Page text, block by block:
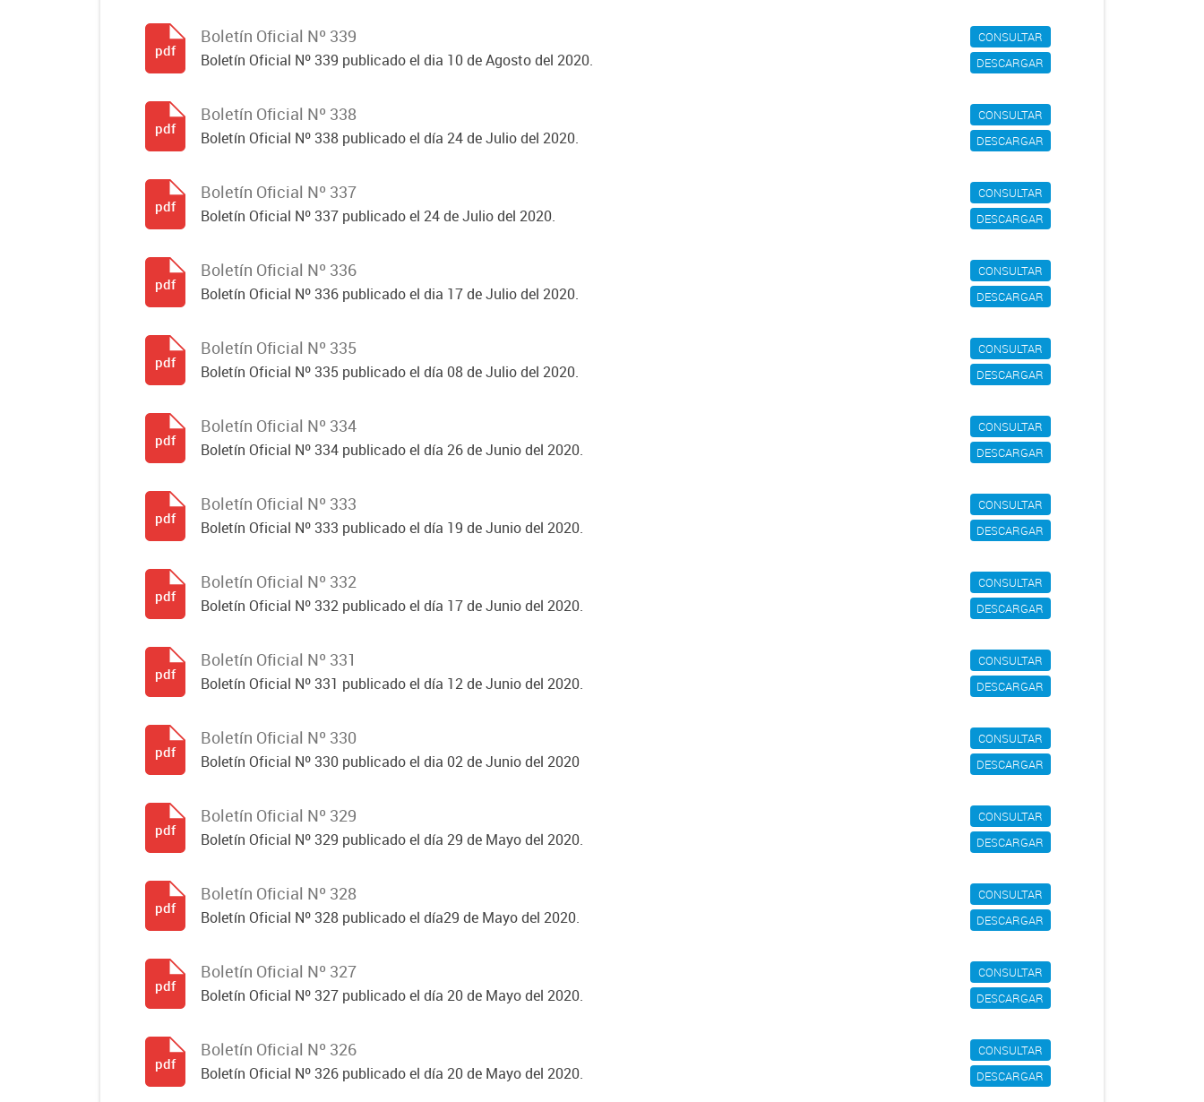
CONSULTAR
DESCARGAR
Boletín Oficial Nº 339
Boletín Oficial Nº 339 publicado el dia 10 de Agosto del 2020.
pdf
CONSULTAR
DESCARGAR
Boletín Oficial Nº 338
Boletín Oficial Nº 338 publicado el día 24 de Julio del 2020.
pdf
CONSULTAR
DESCARGAR
Boletín Oficial Nº 337
Boletín Oficial Nº 337 publicado el 24 de Julio del 2020.
pdf
CONSULTAR
DESCARGAR
Boletín Oficial Nº 336
Boletín Oficial Nº 336 publicado el dia 17 de Julio del 2020.
pdf
CONSULTAR
DESCARGAR
Boletín Oficial Nº 335
Boletín Oficial Nº 335 publicado el día 08 de Julio del 2020.
pdf
CONSULTAR
DESCARGAR
Boletín Oficial Nº 334
Boletín Oficial Nº 334 publicado el día 26 de Junio del 2020.
pdf
CONSULTAR
DESCARGAR
Boletín Oficial Nº 333
Boletín Oficial Nº 333 publicado el día 19 de Junio del 2020.
pdf
CONSULTAR
DESCARGAR
Boletín Oficial Nº 332
Boletín Oficial Nº 332 publicado el día 17 de Junio del 2020.
pdf
CONSULTAR
DESCARGAR
Boletín Oficial Nº 331
Boletín Oficial Nº 331 publicado el día 12 de Junio del 2020.
pdf
CONSULTAR
DESCARGAR
Boletín Oficial Nº 330
Boletín Oficial Nº 330 publicado el dia 02 de Junio del 2020
pdf
CONSULTAR
DESCARGAR
Boletín Oficial Nº 329
Boletín Oficial Nº 329 publicado el día 29 de Mayo del 2020.
pdf
CONSULTAR
DESCARGAR
Boletín Oficial Nº 328
Boletín Oficial Nº 328 publicado el día29 de Mayo del 2020.
pdf
CONSULTAR
DESCARGAR
Boletín Oficial Nº 327
Boletín Oficial Nº 327 publicado el día 20 de Mayo del 2020.
pdf
CONSULTAR
DESCARGAR
Boletín Oficial Nº 326
Boletín Oficial Nº 326 publicado el día 20 de Mayo del 2020.
pdf